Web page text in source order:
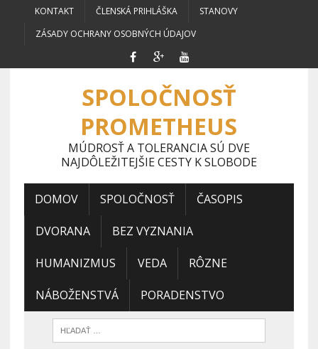
KONTAKT ČLENSKÁ PRIHLÁŠKA
STANOVY
ZÁSADY OCHRANY OSOBNÝCH ÚDAJOV
SPOLOČNOSŤ
PROMETHEUS
MÚDROSŤ A TOLERANCIA SÚ DVE
NAJDÔLEŽITEJŠIE CESTY K SLOBODE
DOMOV SPOLOČNOSŤ ČASOPIS
DVORANA BEZ VYZNANIA
HUMANIZMUS VEDA RÔZNE
NÁBOŽENSTVÁ PORADENSTVO